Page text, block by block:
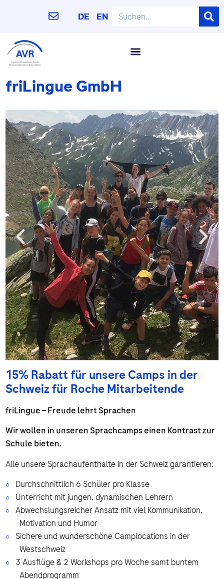
DE EN
friLingue GmbH
15% Rabatt für unsere Camps in der
Schweiz für Roche Mitarbeitende
friLingue – Freude lehrt Sprachen
Wir wollen in unseren Sprachcamps einen Kontrast zur
Schule bieten.
Alle unsere Sprachaufenthalte in der Schweiz garantieren:
Durchschnittlich 6 Schüler pro Klasse
Unterricht mit jungen, dynamischen Lehrern
Abwechslungsreicher Ansatz mit viel Kommunikation,
Motivation und Humor
Sichere und wunderschöne Camplocations in der
Westschweiz
3 Ausflüge & 2 Workshops pro Woche samt buntem
Abendprogramm